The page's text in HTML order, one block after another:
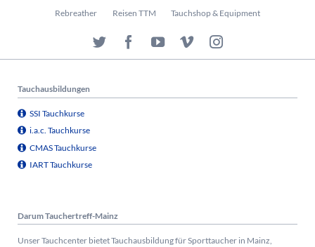
Rebreather Reisen TTM Tauchshop & Equipment
Tauchausbildungen
SSI Tauchkurse
i.a.c. Tauchkurse
CMAS Tauchkurse
IART Tauchkurse
Darum Tauchertreff-Mainz
Unser Tauchcenter bietet Tauchausbildung für Sporttaucher in Mainz,